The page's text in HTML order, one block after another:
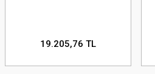
19.205,76 TL